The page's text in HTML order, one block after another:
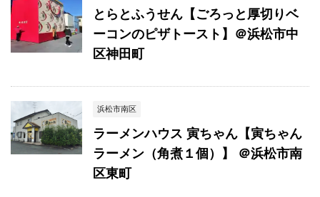
とらとふうせん【ごろっと厚切りベ
ーコンのピザトースト】＠浜松市中
区神田町
浜松市南区
ラーメンハウス 寅ちゃん【寅ちゃん
ラーメン（角煮１個）】 ＠浜松市南
区東町